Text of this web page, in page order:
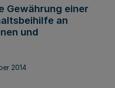
Gewährung einer
an
und
2014